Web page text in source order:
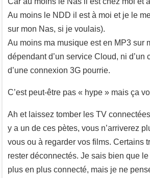
Au moins le NDD il est à moi et je le
sur mon Nas, si je voulais).
Au moins ma musique est en MP3 sur
dépendant d’un service Cloud, ni d’un
d’une connexion 3G pourrie.
C’est peut-être pas « hype » mais ça
Ah et laissez tomber les TV
y a un de ces pètes, vous n’arriverez
vous ou à regarder vos films. Certains
rester déconnectés. Je sais bien que
plus en plus connecté, mais je ne